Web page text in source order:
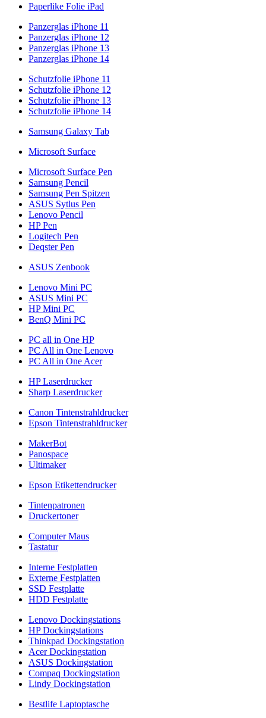
Paperlike Folie iPad
Panzerglas iPhone 11
Panzerglas iPhone 12
Panzerglas iPhone 13
Panzerglas iPhone 14
Schutzfolie iPhone 11
Schutzfolie iPhone 12
Schutzfolie iPhone 13
Schutzfolie iPhone 14
Samsung Galaxy Tab
Microsoft Surface
Microsoft Surface Pen
Samsung Pencil
Samsung Pen Spitzen
ASUS Sytlus Pen
Lenovo Pencil
HP Pen
Logitech Pen
Deqster Pen
ASUS Zenbook
Lenovo Mini PC
ASUS Mini PC
HP Mini PC
BenQ Mini PC
PC all in One HP
PC All in One Lenovo
PC All in One Acer
HP Laserdrucker
Sharp Laserdrucker
Canon Tintenstrahldrucker
Epson Tintenstrahldrucker
MakerBot
Panospace
Ultimaker
Epson Etikettendrucker
Tintenpatronen
Druckertoner
Computer Maus
Tastatur
Interne Festplatten
Externe Festplatten
SSD Festplatte
HDD Festplatte
Lenovo Dockingstations
HP Dockingstations
Thinkpad Dockingstation
Acer Dockingstation
ASUS Dockingstation
Compaq Dockingstation
Lindy Dockingstation
Bestlife Laptoptasche